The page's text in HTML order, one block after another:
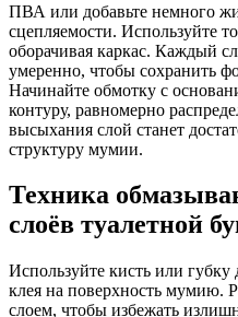
ПВА или добавьте немного
сцепляемости. Используйте
оборачивая каркас. Каждый
умеренно, чтобы сохранить
Начинайте обмотку с
контуру, равномерно
высыхания слой станет
структуру мумии.
Техника
слоёв туалетной
Используйте кисть или
клея на поверхность мумию.
слоем, чтобы избежать